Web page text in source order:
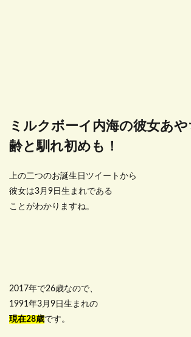
ミルクボーイ内海の彼女あ
齢と馴れ初めも！
上の二つのお誕生日ツイートから
彼女は3月9日生まれである
ことがわかりますね。
2017年で26歳なので、
1991年3月9日生まれの
現在28歳です。